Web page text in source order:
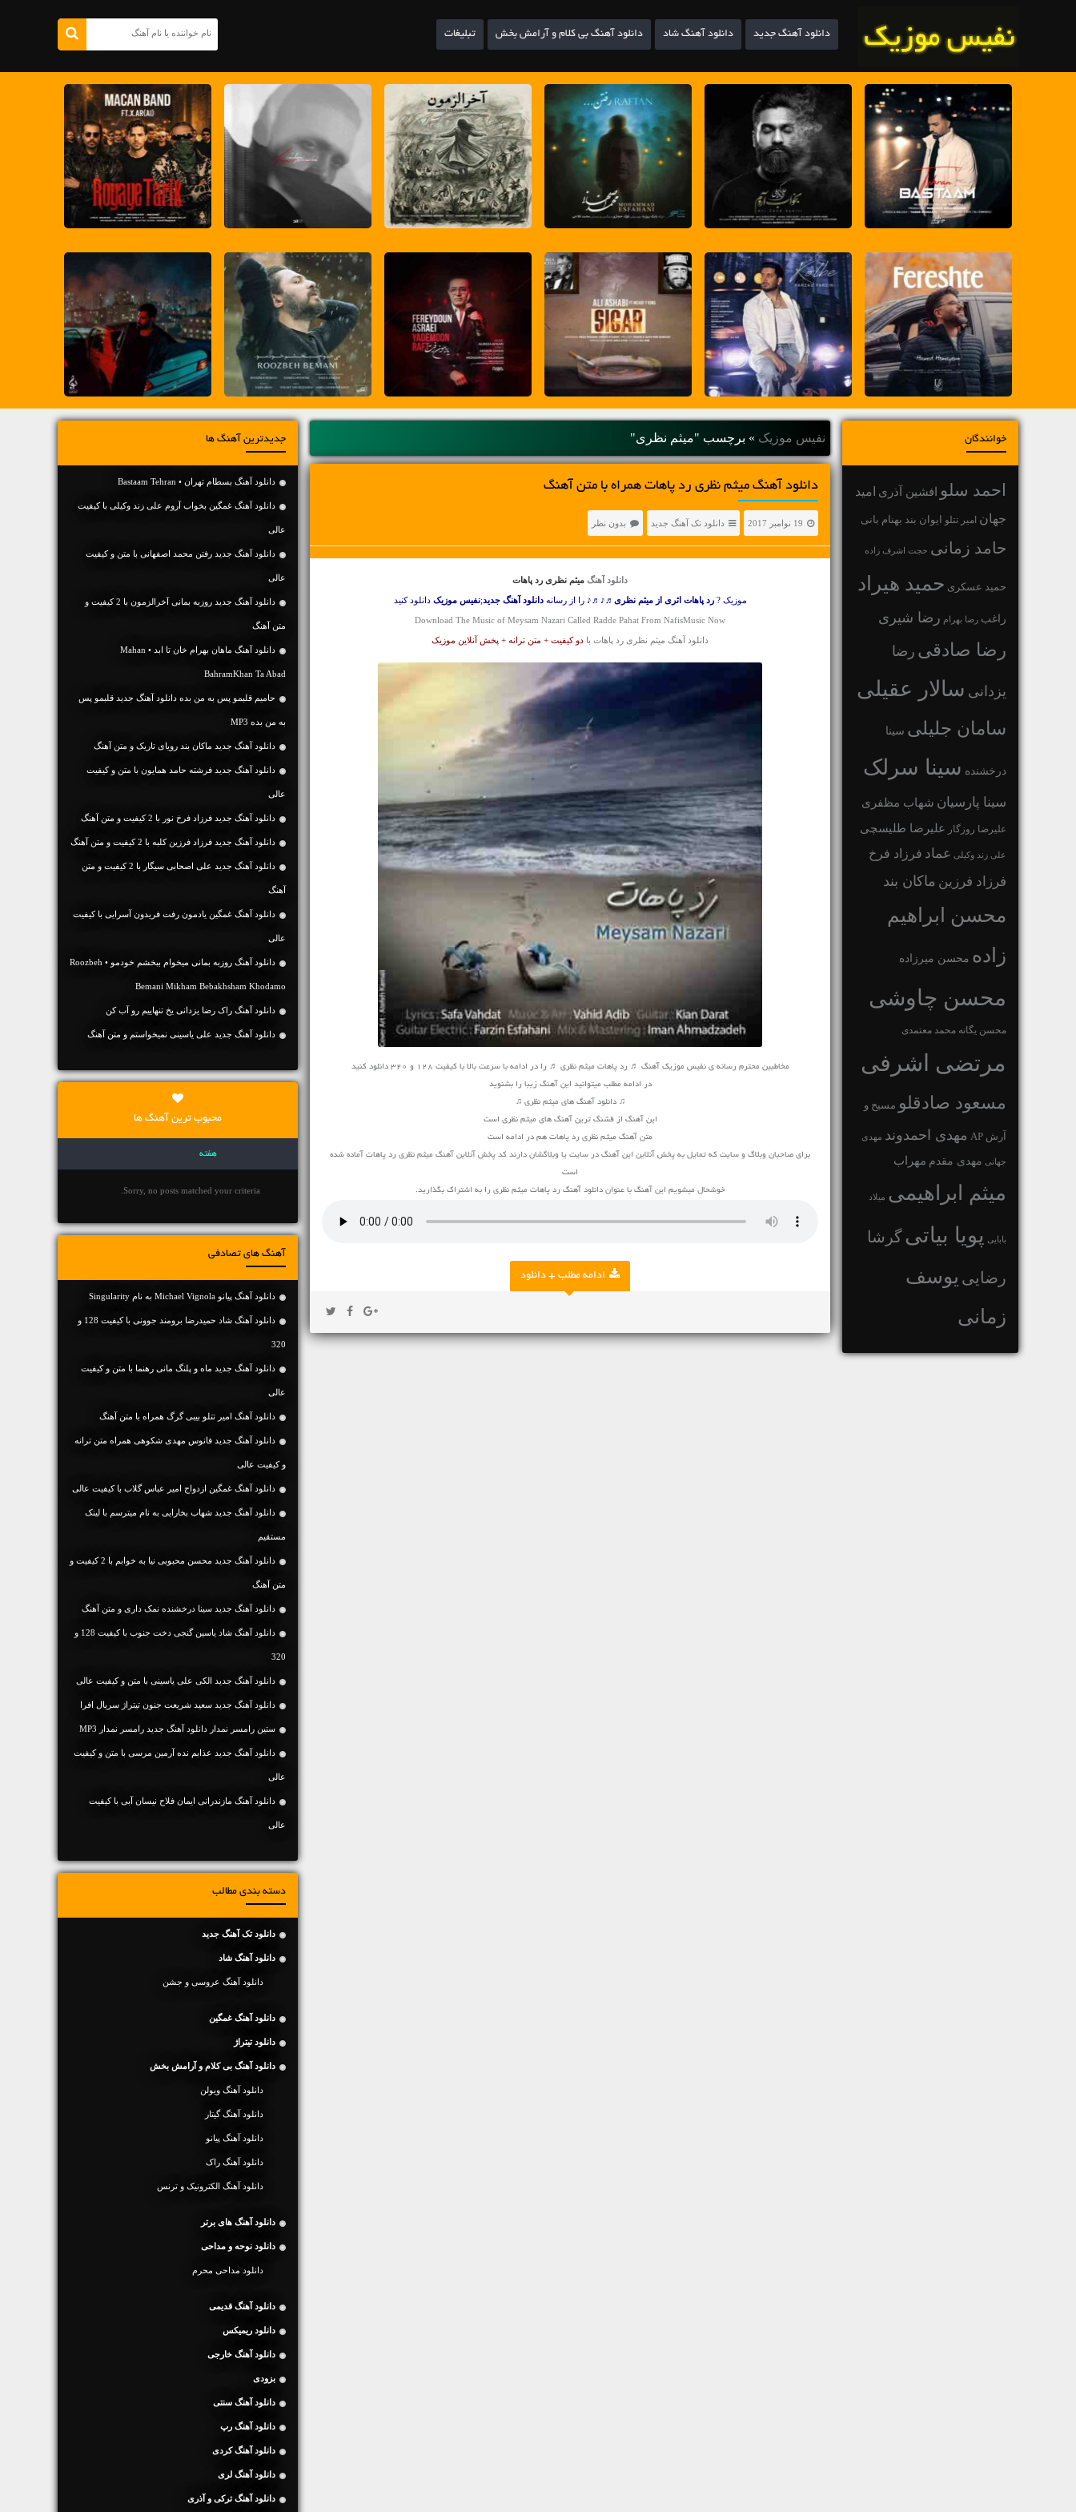
دانلود آهنگ جدید دانلود آهنگ شاد دانلود آهنگ بی کلام و آرامش بخش تبلیغات
خوانندگان
احمد سلو افشین آذری امید
جهان امیر تتلو ایوان بند بهنام بانی
حامد زمانی حجت اشرف زاده
حمید عسکری حمید هیراد
راغب رضا بهرام رضا شیری
رضا صادقی رضا
یزدانی سالار عقیلی
سامان جلیلی سینا
درخشنده سینا سرلک
سینا پارسیان شهاب مظفری
علیرضا روزگار علیرضا طلیسچی
علی زند وکیلی عماد فرزاد فرخ
فرزاد فرزین ماکان بند
محسن ابراهیم
زاده محسن میرزاده
محسن چاوشی
محسن یگانه محمد معتمدی
مرتضی اشرفی
مسعود صادقلو مسیح و
آرش AP مهدی احمدوند مهدی
جهانی مهدی مقدم مهراب
میثم ابراهیمی میلاد
بابایی پویا بیاتیگرشا
رضایی یوسف
زمانی
نفیس موزیک » برچسب "میثم نظری"
دانلود آهنگ میثم نظری رد پاهات همراه با متن آهنگ
19 نوامبر 2017 دانلود تک آهنگ جدید بدون نظر
دانلود آهنگ میثم نظری رد پاهات
موزیک ?رد پاهات اثری از میثم نظری ♬♪♬♪ را از رسانهدانلود آهنگ جدید;نفیس موزیک دانلود کنید
Download The Music of Meysam Nazari Called Radde Pahat From NafisMusic Now
دانلود آهنگ میثم نظری رد پاهات با دو کیفیت + متن ترانه + پخش آنلاین موزیک
مخاطبین محترم رسانه ی نفیس موزیک آهنگ ♬ رد پاهات میثم نظری ♬ را در ادامه با سرعت بالا با کیفیت 128 و 320 دانلود کنید
در ادامه مطلب میتوانید این آهنگ زیبا را بشنوید
♫ دانلود آهنگ های میثم نظری ♫
این آهنگ از قشنگ ترین آهنگ های میثم نظری است
متن آهنگ میثم نظری رد پاهات هم در ادامه است
برای صاحبان وبلاگ و سایت که تمایل به پخش آنلاین این آهنگ در سایت یا وبلاگشان دارند کد پخش آنلاین آهنگ میثم نظری رد پاهات آماده شده
است
خوشحال میشویم این آهنگ با عنوان دانلود آهنگ رد پاهات میثم نظری را به اشتراک بگذارید.
ادامه مطلب + دانلود
جدیدترین آهنگ ها
دانلود آهنگ بسطام تهران • Bastaam Tehran
دانلود آهنگ غمگین بخواب آروم علی زند وکیلی با کیفیت
عالی
دانلود آهنگ جديد رفتن محمد اصفهانی با متن و کیفیت
عالی
دانلود آهنگ جديد روزبه بمانی آخرالزمون با 2 کیفیت و
متن آهنگ
دانلود آهنگ ماهان بهرام خان تا ابد • Mahan
BahramKhan Ta Abad
حامیم قلبمو پس به من بده دانلود آهنگ جدید قلبمو پس
به من بده MP3
دانلود آهنگ جديد ماکان بند رویای تاریک و متن آهنگ
دانلود آهنگ جديد فرشته حامد همایون با متن و کیفیت
عالی
دانلود آهنگ جديد فرزاد فرخ نور با 2 کیفیت و متن آهنگ
دانلود آهنگ جديد فرزاد فرزین کلبه با 2 کیفیت و متن آهنگ
دانلود آهنگ جديد علی اصحابی سیگار با 2 کیفیت و متن
آهنگ
دانلود آهنگ غمگین یادمون رفت فریدون آسرایی با کیفیت
عالی
دانلود آهنگ روزبه بمانی میخوام ببخشم خودمو • Roozbeh
Bemani Mikham Bebakhsham Khodamo
دانلود آهنگ راک رضا یزدانی یخ تنهاییم رو آب کن
دانلود آهنگ جديد علی یاسینی نمیخواستم و متن آهنگ
محبوب ترین آهنگ ها
هفته
Sorry, no posts matched your criteria.
آهنگ های تصادفی
دانلود آهنگ پیانو Michael Vignola به نام Singularity
دانلود آهنگ شاد حمیدرضا برومند جوونی با کیفیت 128 و
320
دانلود آهنگ جديد ماه و پلنگ مانی رهنما با متن و کیفیت
عالی
دانلود آهنگ امیر تتلو بیبی گرگ همراه با متن آهنگ
دانلود آهنگ جديد فانوس مهدی شکوهی همراه متن ترانه
و کیفیت عالی
دانلود آهنگ غمگین ازدواج امیر عباس گلاب با کیفیت عالی
دانلود آهنگ جديد شهاب بخارایی به نام میترسم با لینک
مستقیم
دانلود آهنگ جديد محسن محبوبی نیا به خوابم با 2 کیفیت و
متن آهنگ
دانلود آهنگ جديد سینا درخشنده نمک داری و متن آهنگ
دانلود آهنگ شاد یاسین گنجی دخت جنوب با کیفیت 128 و
320
دانلود آهنگ جديد الکی علی یاسینی با متن و کیفیت عالی
دانلود آهنگ جدید سعید شریعت جنون تیتراژ سریال افرا
ستین رامسر نمدار دانلود آهنگ جدید رامسر نمدار MP3
دانلود آهنگ جديد عذابم نده آرمین مرسی با متن و کیفیت
عالی
دانلود آهنگ مازندرانی ایمان فلاح نیسان آبی با کیفیت
عالی
دسته بندی مطالب
دانلود تک آهنگ جدید
دانلود آهنگ شاد
دانلود آهنگ عروسی و جشن
دانلود آهنگ غمگین
دانلود تیتراژ
دانلود آهنگ بی کلام و آرامش بخش
دانلود آهنگ ویولن
دانلود آهنگ گیتار
دانلود آهنگ پیانو
دانلود آهنگ راک
دانلود آهنگ الکترونیک و ترنس
دانلود آهنگ های برتر
دانلود نوحه و مداحی
دانلود مداحی محرم
دانلود آهنگ قدیمی
دانلود ریمیکس
دانلود آهنگ خارجی
بزودی
دانلود آهنگ سنتی
دانلود آهنگ رپ
دانلود آهنگ کردی
دانلود آهنگ لری
دانلود آهنگ ترکی و آذری